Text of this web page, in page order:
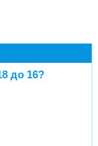
до 16?